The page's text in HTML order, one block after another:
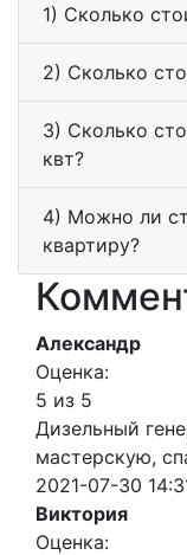
1) Сколько
2) Сколько
3) Сколько
квт?
4) Можно ли
квартиру?
Александр
Оценка:
5 из 5
Дизельный
мастерскую,
2021-07-30
Виктория
Оценка: